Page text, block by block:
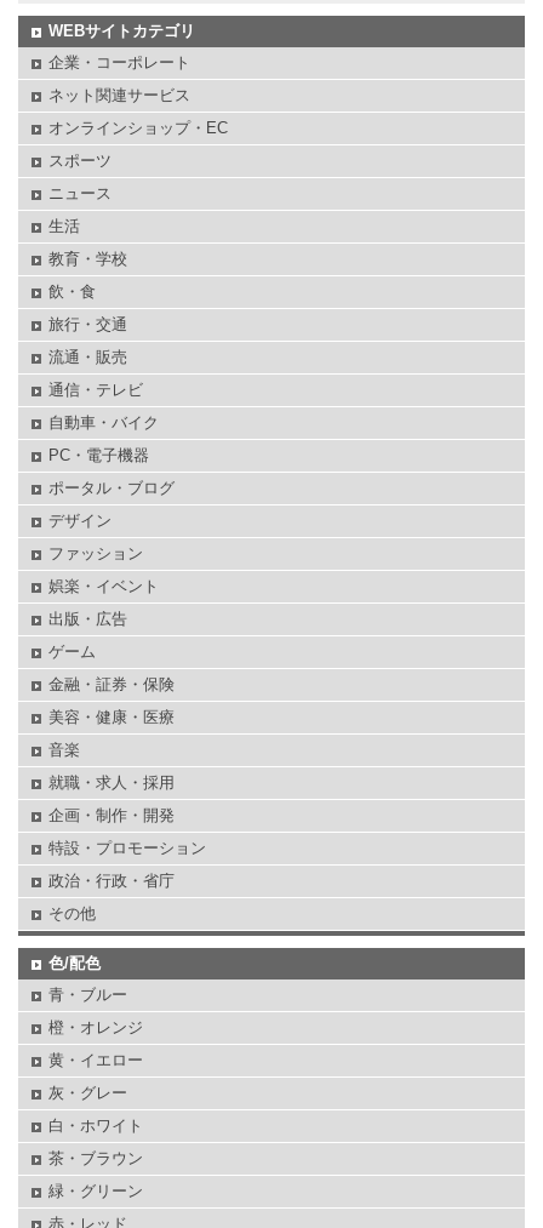
WEBサイトカテゴリ
企業・コーポレート
ネット関連サービス
オンラインショップ・EC
スポーツ
ニュース
生活
教育・学校
飲・食
旅行・交通
流通・販売
通信・テレビ
自動車・バイク
PC・電子機器
ポータル・ブログ
デザイン
ファッション
娯楽・イベント
出版・広告
ゲーム
金融・証券・保険
美容・健康・医療
音楽
就職・求人・採用
企画・制作・開発
特設・プロモーション
政治・行政・省庁
その他
色/配色
青・ブルー
橙・オレンジ
黄・イエロー
灰・グレー
白・ホワイト
茶・ブラウン
緑・グリーン
赤・レッド